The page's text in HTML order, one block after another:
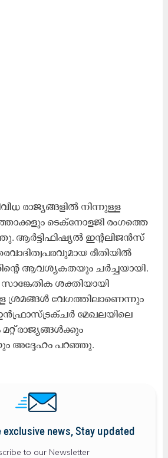
രാജ്യങ്ങളിൽ നിന്നുള്ള
ടെക്‌നോളജി രംഗത്തെ
ആർട്ടിഫിഷ്യൽ ഇന്റലിജൻസ്
രീതിയിൽ
ആവശ്യകതയും ചർച്ചയായി.
ശക്തിയായി
ശ്രമങ്ങൾ വേഗത്തിലാണെന്നും
മേഖലയിലെ
രാജ്യങ്ങൾക്കും
അദ്ദേഹം പറഞ്ഞു.
exclusive news, Stay updated
to our Newsletter